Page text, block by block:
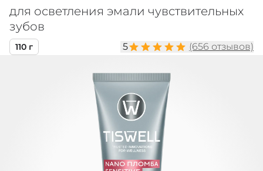
для осветления эмали чувствительных
зубов
110 г 5 (656 отзывов)